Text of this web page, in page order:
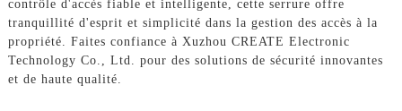
contrôle d'accès fiable et intelligente, cette serrure offre
tranquillité d'esprit et simplicité dans la gestion des accès à la
propriété. Faites confiance à Xuzhou CREATE Electronic
Technology Co., Ltd. pour des solutions de sécurité innovantes
et de haute qualité.